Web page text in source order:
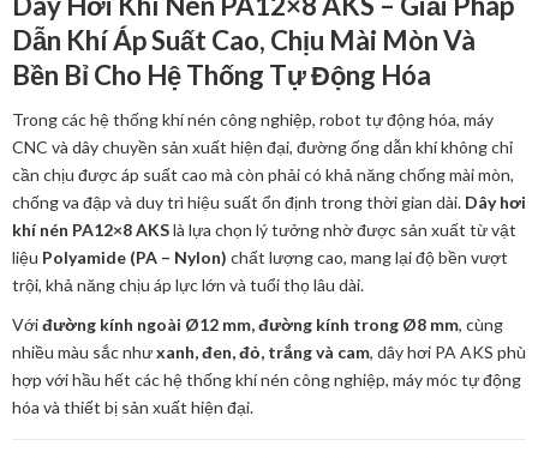
Dẫn Khí Áp Suất Cao, Chịu Mài Mòn Và
Bền Bỉ Cho Hệ Thống Tự Động Hóa
Trong các hệ thống khí nén công nghiệp, robot tự động hóa, máy
CNC và dây chuyền sản xuất hiện đại, đường ống dẫn khí không chỉ
cần chịu được áp suất cao mà còn phải có khả năng chống mài mòn,
chống va đập và duy trì hiệu suất ổn định trong thời gian dài. Dây hơi
khí nén PA12×8 AKSlà lựa chọn lý tưởng nhờ được sản xuất từ vật
liệu Polyamide (PA – Nylon) chất lượng cao, mang lại độ bền vượt
trội, khả năng chịu áp lực lớn và tuổi thọ lâu dài.
Vớiđường kính ngoài Ø12 mm, đường kính trong Ø8 mm, cùng
nhiều màu sắc nhưxanh, đen, đỏ, trắng và cam, dây hơi PA AKS phù
hợp với hầu hết các hệ thống khí nén công nghiệp, máy móc tự động
hóa và thiết bị sản xuất hiện đại.